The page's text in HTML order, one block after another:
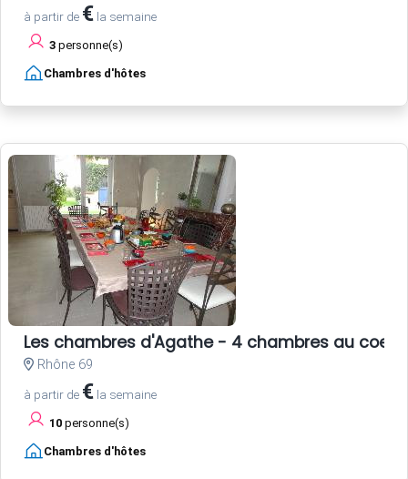
à partir de € la semaine
3 personne(s)
Chambres d'hôtes
Les chambres d'Agathe - 4 chambres au
Rhône 69
à partir de € la semaine
10 personne(s)
Chambres d'hôtes